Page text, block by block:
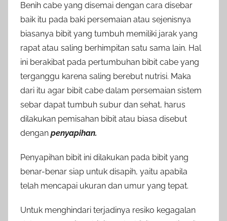
Benih cabe yang disemai dengan cara disebar
baik itu pada baki persemaian atau sejenisnya
biasanya bibit yang tumbuh memiliki jarak yang
rapat atau saling berhimpitan satu sama lain. Hal
ini berakibat pada pertumbuhan bibit cabe yang
terganggu karena saling berebut nutrisi. Maka
dari itu agar bibit cabe dalam persemaian sistem
sebar dapat tumbuh subur dan sehat, harus
dilakukan pemisahan bibit atau biasa disebut
dengan penyapihan.
Penyapihan bibit ini dilakukan pada bibit yang
benar-benar siap untuk disapih, yaitu apabila
telah mencapai ukuran dan umur yang tepat.
Untuk menghindari terjadinya resiko kegagalan